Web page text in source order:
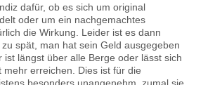
dafür, ob es sich um original
oder um ein nachgemachtes
die Wirkung. Leider ist es dann
spät, man hat sein Geld ausgegeben
ist längst über alle Berge oder lässt sich
mehr erreichen. Dies ist für die
besonders unangenehm, zumal sie